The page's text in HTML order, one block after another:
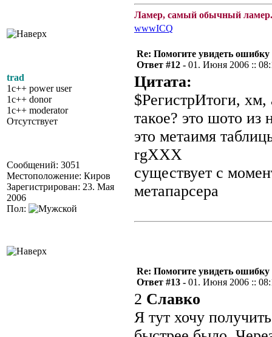
Ламер, самый обычный
wwwICQ
trad
1c++ power user
1c++ donor
1c++ moderator
Отсутствует
Сообщений: 3051
Местоположение: Киров
Зарегистрирован: 23. Мая
2006
Пол:
Re: Помогите увидеть ошибку
Ответ #12 - 01. Июня 2006 ::
Цитата:
$РегистрИтоги,
такое? это шото из
это метаимя
rgXXX
существует с
метапарсера
Re: Помогите увидеть ошибку
Ответ #13 - 01. Июня 2006 ::
2 Славко
Я тут хочу